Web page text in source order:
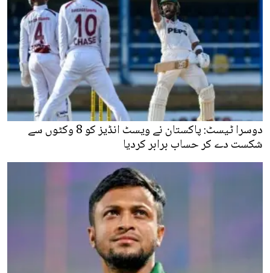
دوسرا ٹیسٹ: پاکستان نے ویسٹ انڈیز کو 8 وکٹوں سے
شکست دے کر حساب برابر کردیا